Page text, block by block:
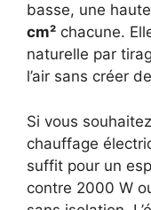
basse, une
cm² chacune.
naturelle par
l’air sans créer
Si vous
chauffage
suffit pour un
contre 2000 W